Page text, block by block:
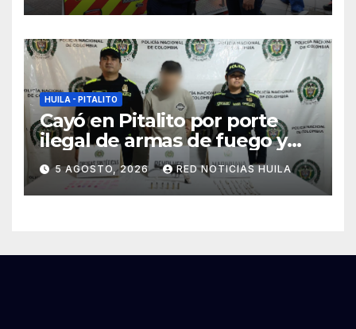
por el fenómeno del niño
HUILA - PITALITO
Cayó en Pitalito por porte
ilegal de armas de fuego y
tráfico de estupefacientes
5 AGOSTO, 2026 RED NOTICIAS HUILA